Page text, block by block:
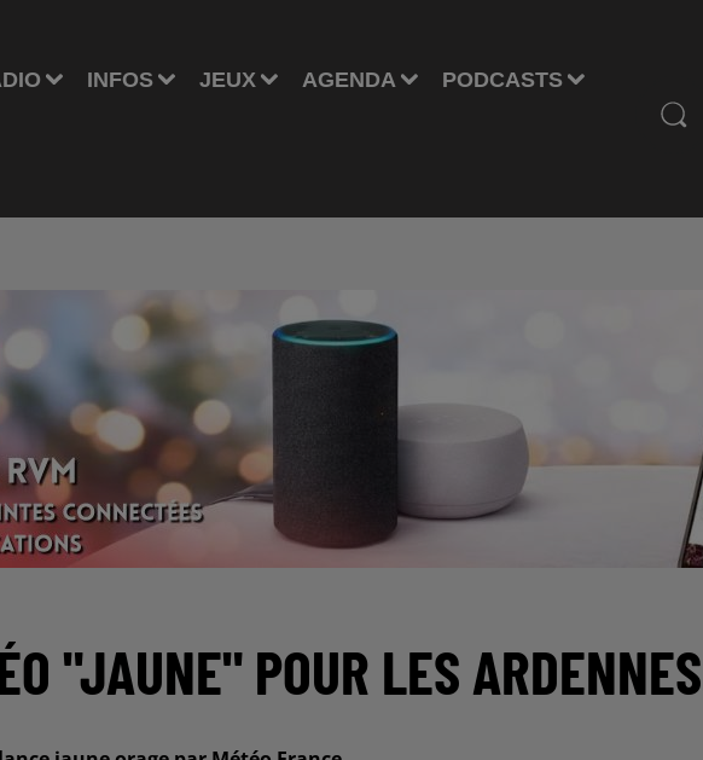
INFOS JEUX AGENDA PODCASTS
"JAUNE" POUR LES